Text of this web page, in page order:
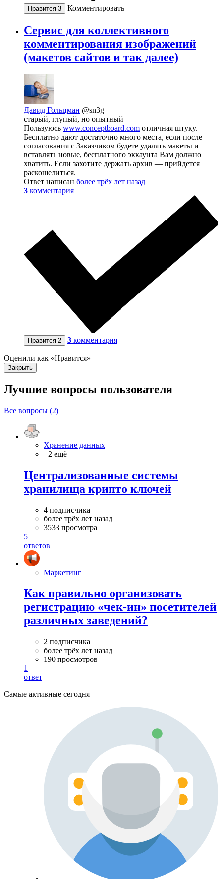
Нравится 3 Комментировать
Сервис для коллективного
комментирования изображений
(макетов сайтов и так далее)
Давид Гольцман @sn3g
старый, глупый, но опытный
Пользуюсь www.conceptboard.com отличная штуку.
Бесплатно дают достаточно много места, если после
согласования с Заказчиком будете удалять макеты и
вставлять новые, бесплатного эккаунта Вам должно
хватить. Если захотите держать архив — прийдется
раскошелиться.
Ответ написан более трёх лет назад
3 комментария
Нравится 2 3 комментария
Оценили как «Нравится»
Закрыть
Лучшие вопросы пользователя
Все вопросы (2)
Хранение данных
+2 ещё
Централизованные системы
хранилища крипто ключей
4 подписчика
более трёх лет назад
3533 просмотра
5
ответов
Маркетинг
Как правильно организовать
регистрацию «чек-ин» посетителей
различных заведений?
2 подписчика
более трёх лет назад
190 просмотров
1
ответ
Самые активные сегодня